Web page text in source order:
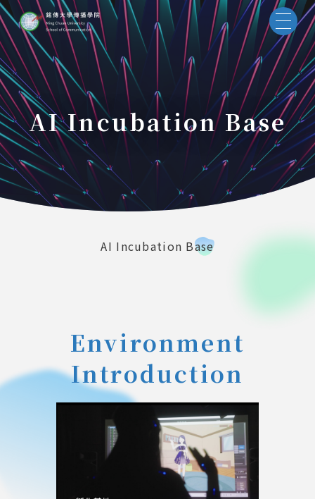
AI Incubation Base
AI Incubation Base
Environment
Introduction